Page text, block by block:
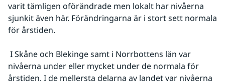
varit tämligen oförändrade men lokalt har nivåerna
sjunkit även här. Förändringarna är i stort sett normala
för årstiden.
nivåerna under eller mycket under de normala för
årstiden. I de mellersta delarna av landet var nivåerna